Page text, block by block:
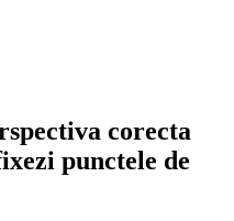
corecta
punctele de